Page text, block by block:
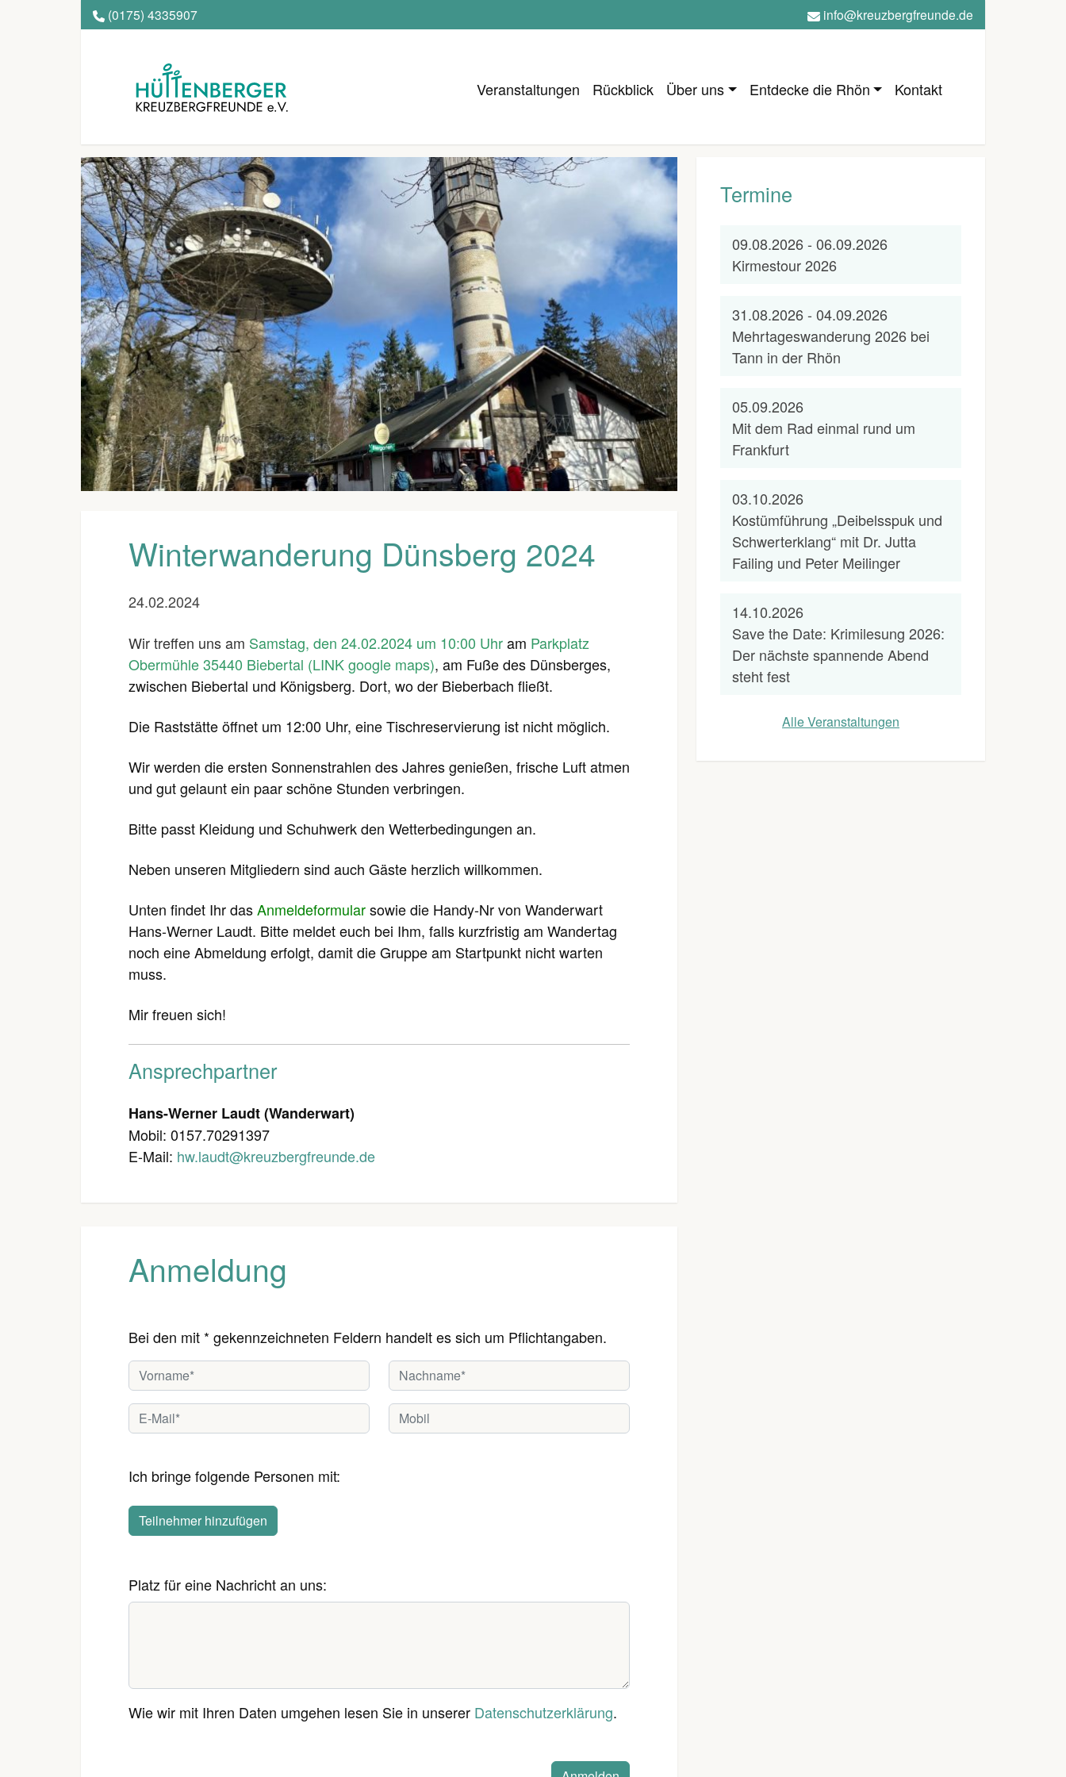
(0175) 4335907 info@kreuzbergfreunde.de
Veranstaltungen Rückblick Über uns Entdecke die Rhön Kontakt
Winterwanderung Dünsberg 2024
24.02.2024
Wir treffen uns am Samstag, den 24.02.2024 um 10:00 Uhram Parkplatz
Obermühle 35440 Biebertal (LINK google maps), am Fuße des Dünsberges,
zwischen Biebertal und Königsberg. Dort, wo der Bieberbach fließt.
Die Raststätte öffnet um 12:00 Uhr, eine Tischreservierung ist nicht möglich.
Wir werden die ersten Sonnenstrahlen des Jahres genießen, frische Luft atmen
und gut gelaunt ein paar schöne Stunden verbringen.
Bitte passt Kleidung und Schuhwerk den Wetterbedingungen an.
Neben unseren Mitgliedern sind auch Gäste herzlich willkommen.
Unten findet Ihr dasAnmeldeformularsowie die Handy-Nr von Wanderwart
Hans-Werner Laudt. Bitte meldet euch bei Ihm, falls kurzfristig am Wandertag
noch eine Abmeldung erfolgt, damit die Gruppe am Startpunkt nicht warten
muss.
Mir freuen sich!
Ansprechpartner
Hans-Werner Laudt (Wanderwart)
Mobil: 0157.70291397
E-Mail: hw.laudt@kreuzbergfreunde.de
Anmeldung
Bei den mit * gekennzeichneten Feldern handelt es sich um Pflichtangaben.
Ich bringe folgende Personen mit:
Teilnehmer hinzufügen
Platz für eine Nachricht an uns:
Wie wir mit Ihren Daten umgehen lesen Sie in unserer Datenschutzerklärung.
Termine
09.08.2026 - 06.09.2026
Kirmestour 2026
31.08.2026 - 04.09.2026
Mehrtageswanderung 2026 bei
Tann in der Rhön
05.09.2026
Mit dem Rad einmal rund um
Frankfurt
03.10.2026
Kostümführung „Deibelsspuk und
Schwerterklang“ mit Dr. Jutta
Failing und Peter Meilinger
14.10.2026
Save the Date: Krimilesung 2026:
Der nächste spannende Abend
steht fest
Alle Veranstaltungen